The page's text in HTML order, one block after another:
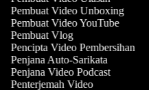
Pembuat Video Unboxing
Pembuat Video YouTube
Pembuat Vlog
Pencipta Video Pembersihan
Penjana Auto-Sarikata
Penjana Video Podcast
Penterjemah Video